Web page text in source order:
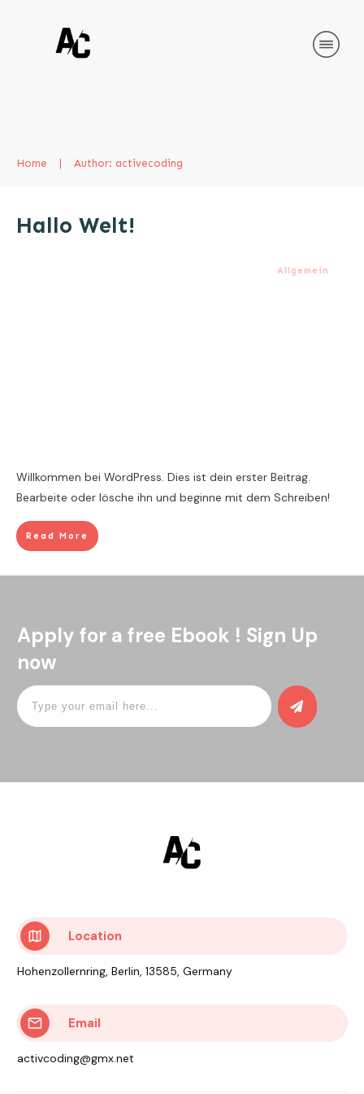
Home | Author: activecoding
Hallo Welt!
Allgemein
Willkommen bei WordPress. Dies ist dein erster Beitrag.
Bearbeite oder lösche ihn und beginne mit dem Schreiben!
Read More
Apply for a free Ebook ! Sign Up
now
Location
Hohenzollernring, Berlin, 13585, Germany
Email
activcoding@gmx.net